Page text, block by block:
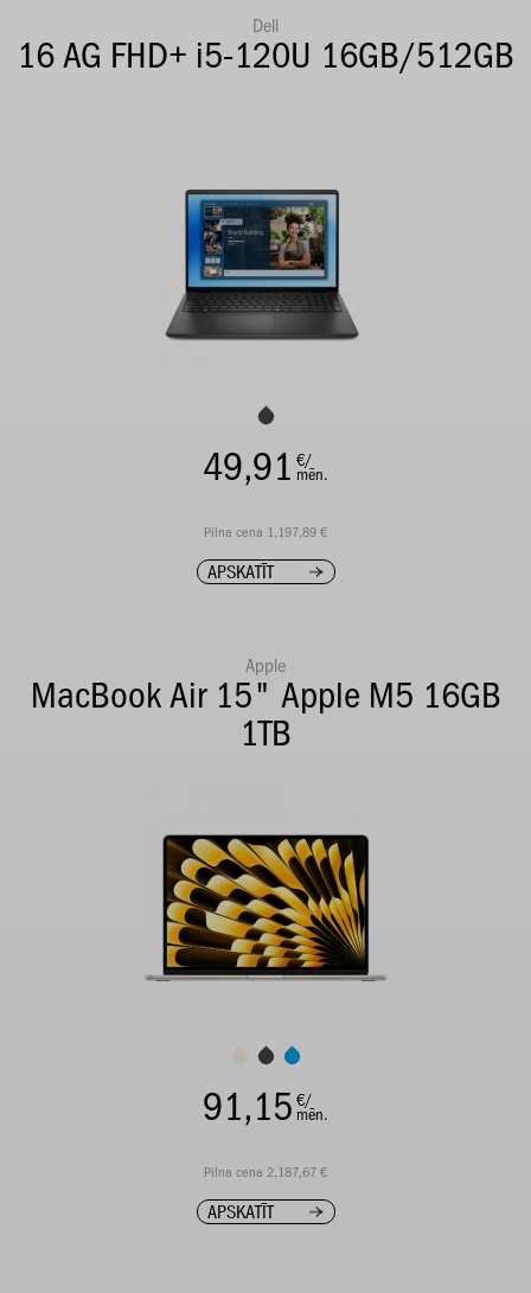
Dell
16 AG FHD+ i5-120U 16GB/512GB
49,91 €/
mēn.
Pilna cena 1,197,89 €
APSKATĪT
Apple
MacBook Air 15" Apple M5 16GB
1TB
91,15 €/
mēn.
Pilna cena 2,187,67 €
APSKATĪT